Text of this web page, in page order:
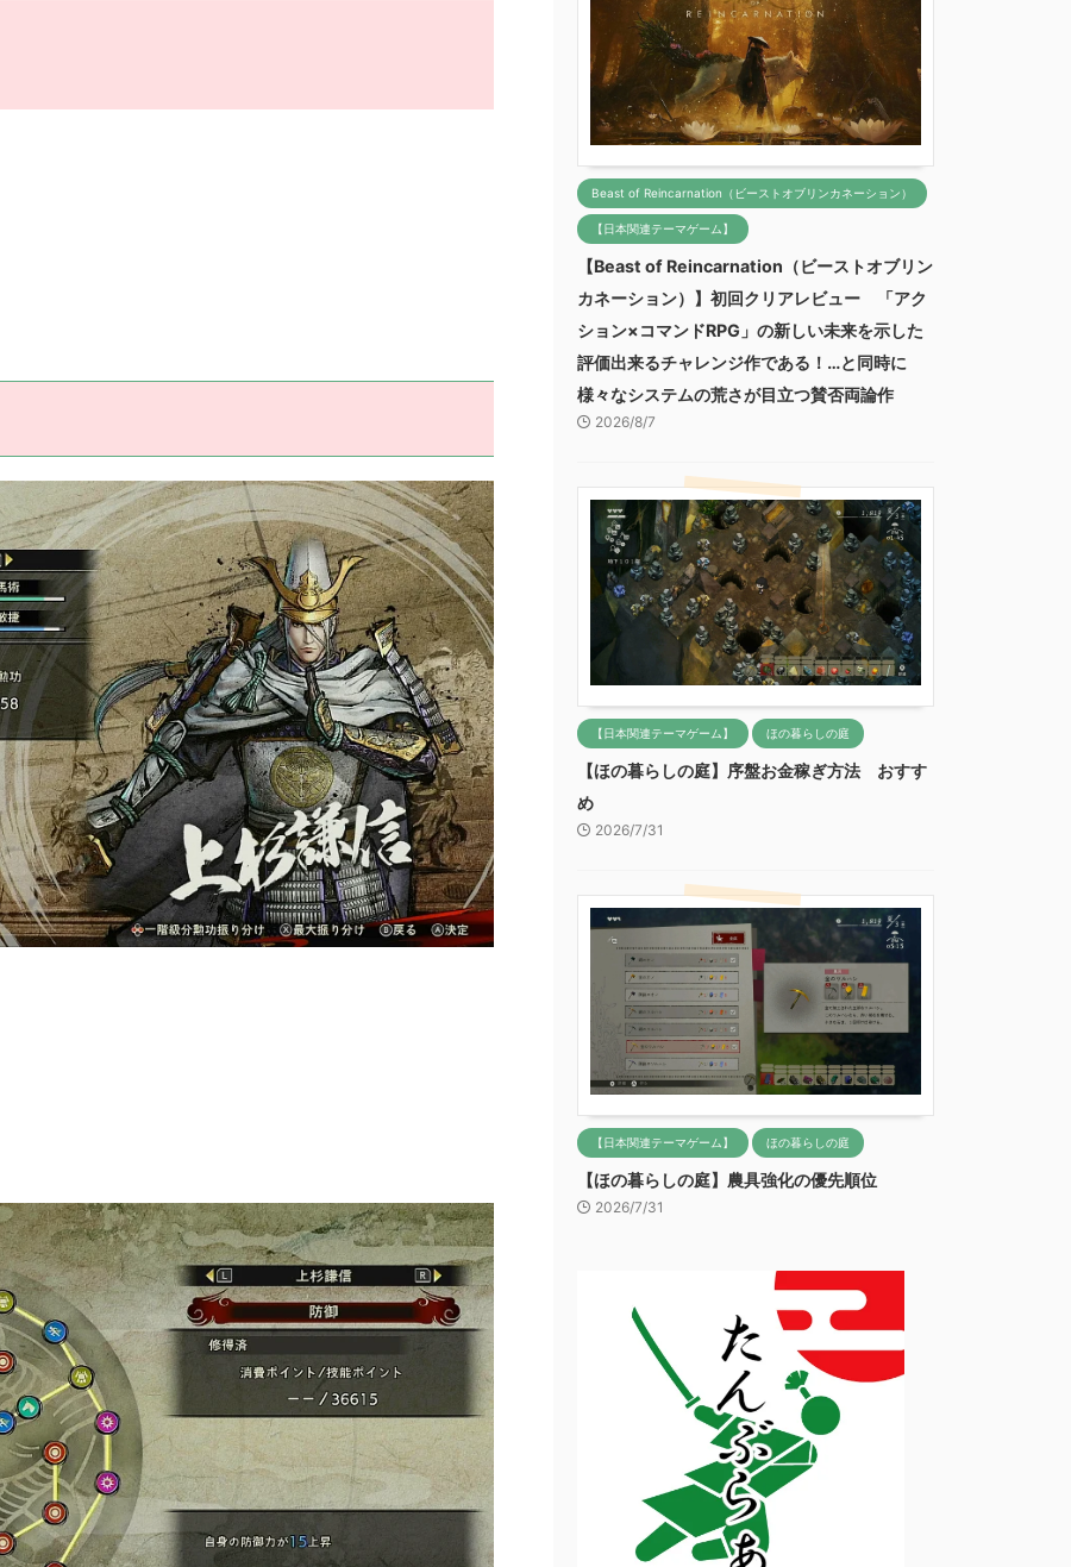
Beast of Reincarnation（ビーストオブリンカネーション）
【日本関連テーマゲーム】
【Beast of Reincarnation（ビーストオブリン
カネーション）】初回クリアレビュー 「アク
ション×コマンドRPG」の新しい未来を示した
評価出来るチャレンジ作である！…と同時に
様々なシステムの荒さが目立つ賛否両論作
2026/8/7
【日本関連テーマゲーム】 ほの暮らしの庭
【ほの暮らしの庭】序盤お金稼ぎ方法 おすす
め
2026/7/31
【日本関連テーマゲーム】 ほの暮らしの庭
【ほの暮らしの庭】農具強化の優先順位
2026/7/31